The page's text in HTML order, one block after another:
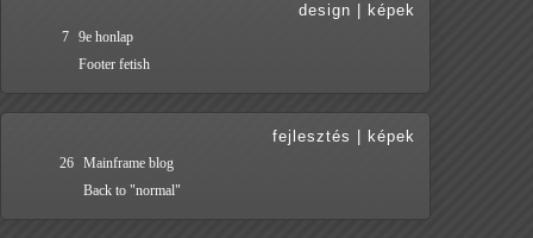
design képek
7 9e honlap
Footer fetish
fejlesztés képek
26 Mainframe blog
Back to "normal"